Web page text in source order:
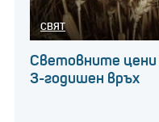
СВЯТ
Световните цени
3-годишен връх